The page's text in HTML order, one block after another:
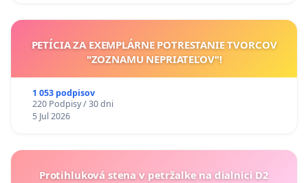
PETÍCIA ZA EXEMPLÁRNE POTRESTANIE TVORCOV
"ZOZNAMU NEPRIATEĽOV"!
1 053 podpisov
220 Podpisy / 30 dni
5 Jul 2026
Protihluková stena v petržalke na dialnici D2